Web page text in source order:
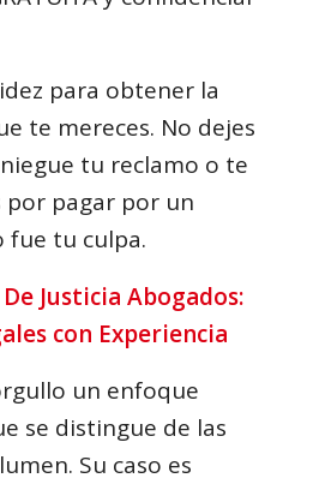
para obtener la
te mereces. No dejes
tu reclamo o te
por pagar por un
fue tu culpa.
Justicia Abogados:
con Experiencia
un enfoque
se distingue de las
Su caso es